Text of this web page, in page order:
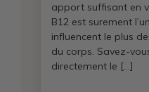
apport suffisant en
B12 est surement
influencent le plus
du corps. Savez-
directement le […]